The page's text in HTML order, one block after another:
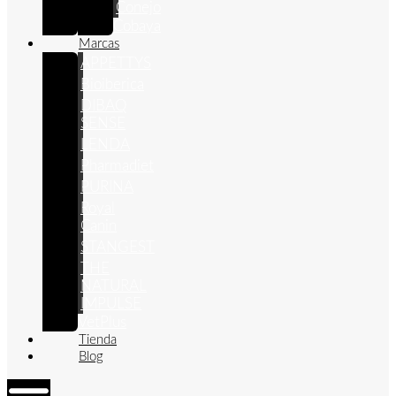
Conejo
Marcas
APPETTYS
Bioiberica
DIBAQ
SENSE
LENDA
Pharmadiet
PURINA
Royal
Canin
STANGEST
NATURAL
Tienda
Blog